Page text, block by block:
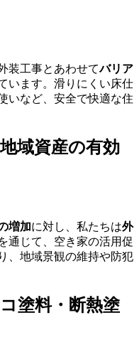
装工事とあわせてバリア
います。滑りにくい床仕
いなど、安全で快適な住
域資産の有効
増加に対し、私たちは外
通じて、空き家の活用促
、地域景観の維持や防犯
塗料・断熱塗